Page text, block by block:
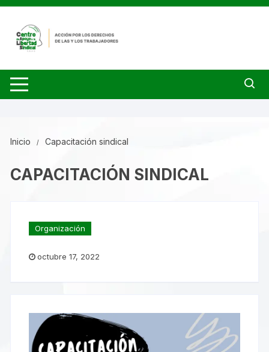
Saltar
contenido
Inicio Capacitación sindical
CAPACITACIÓN SINDICAL
Organización
octubre 17, 2022